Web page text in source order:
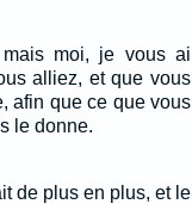
moi, je vous ai
alliez, et que vous
afin que ce que vous
le donne.
de plus en plus, et le